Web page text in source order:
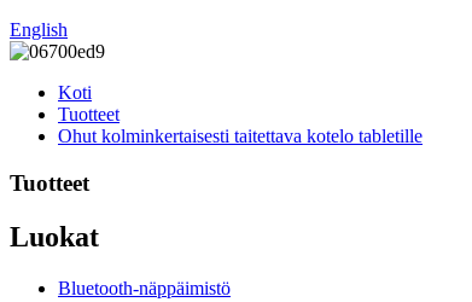
English
Koti
Tuotteet
Ohut kolminkertaisesti taitettava kotelo tabletille
Tuotteet
Luokat
Bluetooth-näppäimistö